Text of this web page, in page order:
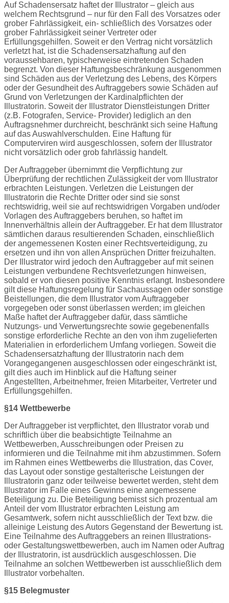
Auf Schadensersatz haftet der Illustrator – gleich aus
welchem Rechtsgrund – nur für den Fall des Vorsatzes oder
grober Fahrlässigkeit, ein- schließlich des Vorsatzes oder
grober Fahrlässigkeit seiner Vertreter oder
Erfüllungsgehilfen. Soweit er den Vertrag nicht vorsätzlich
verletzt hat, ist die Schadensersatzhaftung auf den
voraussehbaren, typischerweise eintretenden Schaden
begrenzt. Von dieser Haftungsbeschränkung ausgenommen
sind Schäden aus der Verletzung des Lebens, des Körpers
oder der Gesundheit des Auftraggebers sowie Schäden auf
Grund von Verletzungen der Kardinalpflichten der
Illustratorin. Soweit der Illustrator Dienstleistungen Dritter
(z.B. Fotografen, Service- Provider) lediglich an den
Auftragsnehmer durchreicht, beschränkt sich seine Haftung
auf das Auswahlverschulden. Eine Haftung für
Computerviren wird ausgeschlossen, sofern der Illustrator
nicht vorsätzlich oder grob fahrlässig handelt.
Der Auftraggeber übernimmt die Verpflichtung zur
Überprüfung der rechtlichen Zulässigkeit der vom Illustrator
erbrachten Leistungen. Verletzen die Leistungen der
Illustratorin die Rechte Dritter oder sind sie sonst
rechtswidrig, weil sie auf rechtswidrigen Vorgaben und/oder
Vorlagen des Auftraggebers beruhen, so haftet im
Innenverhältnis allein der Auftraggeber. Er hat dem Illustrator
sämtlichen daraus resultierenden Schaden, einschließlich
der angemessenen Kosten einer Rechtsverteidigung, zu
ersetzen und ihn von allen Ansprüchen Dritter freizuhalten.
Der Illustrator wird jedoch den Auftraggeber auf mit seinen
Leistungen verbundene Rechtsverletzungen hinweisen,
sobald er von diesen positive Kenntnis erlangt. Insbesondere
gilt diese Haftungsregelung für Sachaussagen oder sonstige
Beistellungen, die dem Illustrator vom Auftraggeber
vorgegeben oder sonst überlassen werden; im gleichen
Maße haftet der Auftraggeber dafür, dass sämtliche
Nutzungs- und Verwertungsrechte sowie gegebenenfalls
sonstige erforderliche Rechte an den von ihm zugelieferten
Materialien in erforderlichem Umfang vorliegen. Soweit die
Schadensersatzhaftung der Illustratorin nach dem
Vorangegangenen ausgeschlossen oder eingeschränkt ist,
gilt dies auch im Hinblick auf die Haftung seiner
Angestellten, Arbeitnehmer, freien Mitarbeiter, Vertreter und
Erfüllungsgehilfen.
§14 Wettbewerbe
Der Auftraggeber ist verpflichtet, den Illustrator vorab und
schriftlich über die beabsichtigte Teilnahme an
Wettbewerben, Ausschreibungen oder Preisen zu
informieren und die Teilnahme mit ihm abzustimmen. Sofern
im Rahmen eines Wettbewerbs die Illustration, das Cover,
das Layout oder sonstige gestalterische Leistungen der
Illustratorin ganz oder teilweise bewertet werden, steht dem
Illustrator im Falle eines Gewinns eine angemessene
Beteiligung zu. Die Beteiligung bemisst sich prozentual am
Anteil der vom Illustrator erbrachten Leistung am
Gesamtwerk, sofern nicht ausschließlich der Text bzw. die
alleinige Leistung des Autors Gegenstand der Bewertung ist.
Eine Teilnahme des Auftraggebers an reinen Illustrations-
oder Gestaltungswettbewerben, auch im Namen oder Auftrag
der Illustratorin, ist ausdrücklich ausgeschlossen. Die
Teilnahme an solchen Wettbewerben ist ausschließlich dem
Illustrator vorbehalten.
§15 Belegmuster